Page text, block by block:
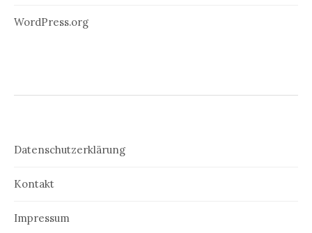
WordPress.org
Datenschutzerklärung
Kontakt
Impressum